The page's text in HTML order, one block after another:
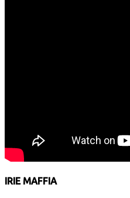
IRIE MAFFIA